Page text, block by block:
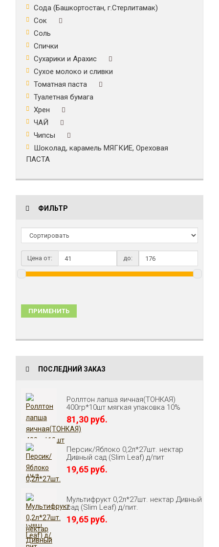
Сода (Башкортостан, г.Стерлитамак)
Сок
Соль
Спички
Сухарики и Арахис
Сухое молоко и сливки
Томатная паста
Туалетная бумага
Хрен
ЧАЙ
Чипсы
Шоколад, карамель МЯГКИЕ, Ореховая
ПАСТА
ФИЛЬТР
Цена от: до:
ПРИМЕНИТЬ
ПОСЛЕДНИЙ ЗАКАЗ
Роллтон лапша яичная(ТОНКАЯ)
400гр*10шт мягкая упаковка 10%
81,30 руб.
Персик/Яблоко 0,2л*27шт. нектар
Дивный сад (Slim Leaf) д/пит
19,65 руб.
Мультифрукт 0,2л*27шт. нектар Дивный
сад (Slim Leaf) д/пит.
19,65 руб.